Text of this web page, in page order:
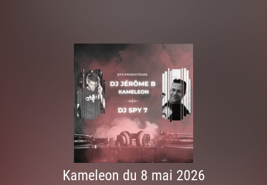
Kameleon du 8 mai 2026